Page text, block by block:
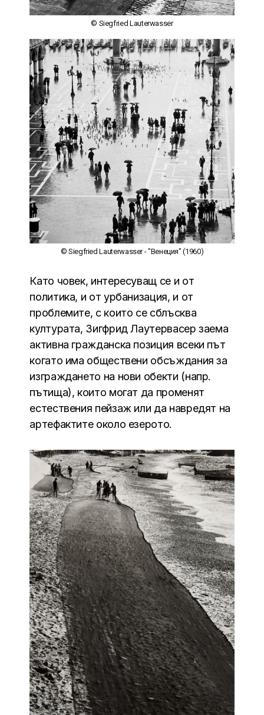
© Siegfried Lauterwasser
© Siegfried Lauterwasser - "Венеция" (1960)
Като човек, интересуващ се и от
политика, и от урбанизация, и от
проблемите, с които се сблъсква
културата, Зигфрид Лаутервасер заема
активна гражданска позиция всеки път
когато има обществени обсъждания за
изграждането на нови обекти (напр.
пътища), които могат да променят
естествения пейзаж или да навредят на
артефактите около езерото.